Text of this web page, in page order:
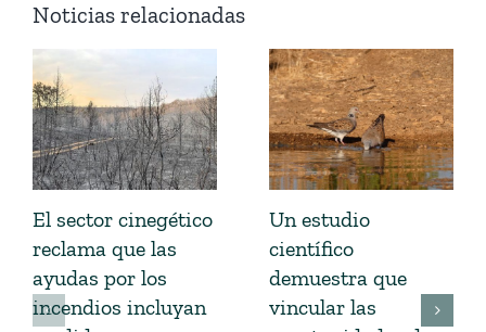
Noticias relacionadas
El sector cinegético
reclama que las
ayudas por los
incendios incluyan
Un estudio
científico
demuestra que
vincular las